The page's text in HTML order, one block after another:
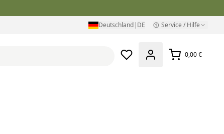
Deutschland| DE Service / Hilfe
0,00 €